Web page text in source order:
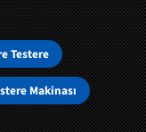
Testere
Makinası